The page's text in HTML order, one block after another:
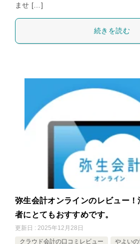
ませ […]
続きを読む
弥生会計オンラインのレビュー
者にとてもおすすめです。
更新日 : 2025年12月28日
クラウド会計の口コミレビュー
やよい